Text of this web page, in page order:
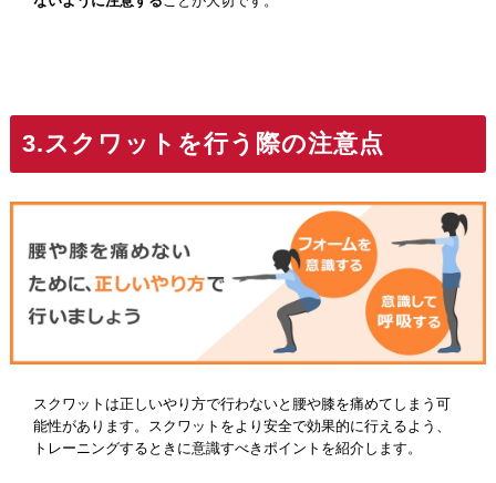
3.スクワットを行う際の注意点
スクワットは正しいやり方で行わないと腰や膝を痛めてしまう可
能性があります。スクワットをより安全で効果的に行えるよう、
トレーニングするときに意識すべきポイントを紹介します。